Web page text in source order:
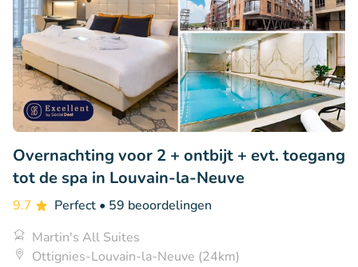
Overnachting voor 2 + ontbijt + evt. toegang
tot de spa in Louvain-la-Neuve
9.7 Perfect • 59 beoordelingen
Martin's All Suites
Ottignies-Louvain-la-Neuve (24km)